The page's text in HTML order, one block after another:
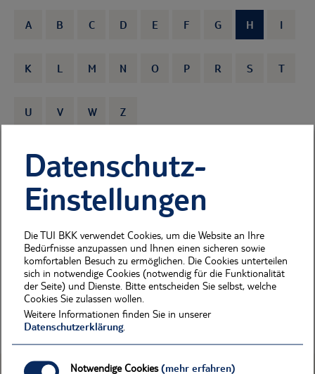
A B C D E F G H I
K L M N O P R S T
U V W Z
HAUTKREBS
Zum Hautkrebsscreeningfür junge Leute zwischen 15 und 34
Ab dem 35. Lebensjahr können unsere Versicherten alle zwei Jahre
ein Hautkrebsscreening durchführen lassen. Durch die frühzeitige
Erkennung von Hautveränderungen kann Hautkrebs frühzeitig
behandelt und die Behandlungschancen verbessert werden.
Datenschutz-
Einstellungen
Die TUI BKK verwendet Cookies, um die Website an Ihre
Bedürfnisse anzupassen und Ihnen einen sicheren sowie
komfortablen Besuch zu ermöglichen. Die Cookies unterteilen
sich in notwendige Cookies (notwendig für die Funktionalität
der Seite) und Dienste. Bitte entscheiden Sie selbst, welche
Cookies Sie zulassen wollen.
Weitere Informationen finden Sie in unserer
Datenschutzerklärung.
Notwendige Cookies (mehr erfahren)